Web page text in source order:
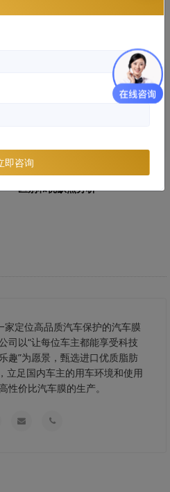
隐形车衣和改色膜哪个好，两者
区别和优缺点分析
家定位高品质汽车保护的汽车膜
司以“让每位车主都能享受科技
趣”为愿景，甄选进口优质脂肪
立足国内车主的用车环境和使用
性价比汽车膜的生产。
即咨询